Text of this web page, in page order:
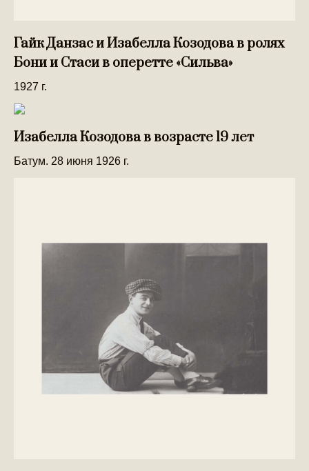
Гайк Данзас и Изабелла Козодова в ролях
Бони и Стаси в оперетте «Сильва»
1927 г.
Изабелла Козодова в возрасте 19 лет
Батум. 28 июня 1926 г.